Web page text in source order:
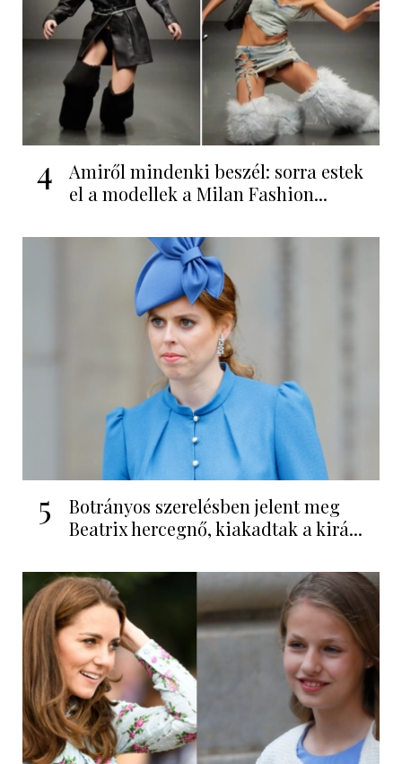
4
Amiről mindenki beszél: sorra estek
el a modellek a Milan Fashion...
5
Botrányos szerelésben jelent meg
Beatrix hercegnő, kiakadtak a kirá...